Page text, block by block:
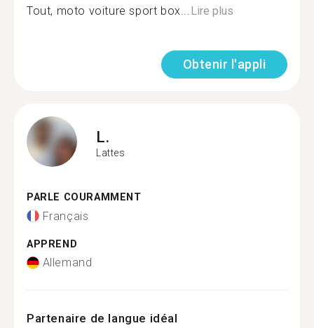
Tout, moto voiture sport box...Lire plus
Obtenir l'appli
L.
Lattes
PARLE COURAMMENT
Français
APPREND
Allemand
Partenaire de langue idéal